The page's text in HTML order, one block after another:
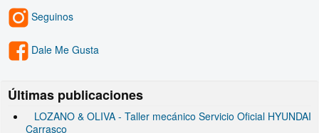
Seguinos
Dale Me Gusta
Últimas publicaciones
LOZANO & OLIVA - Taller mecánico Servicio Oficial HYUNDAI
Carrasco